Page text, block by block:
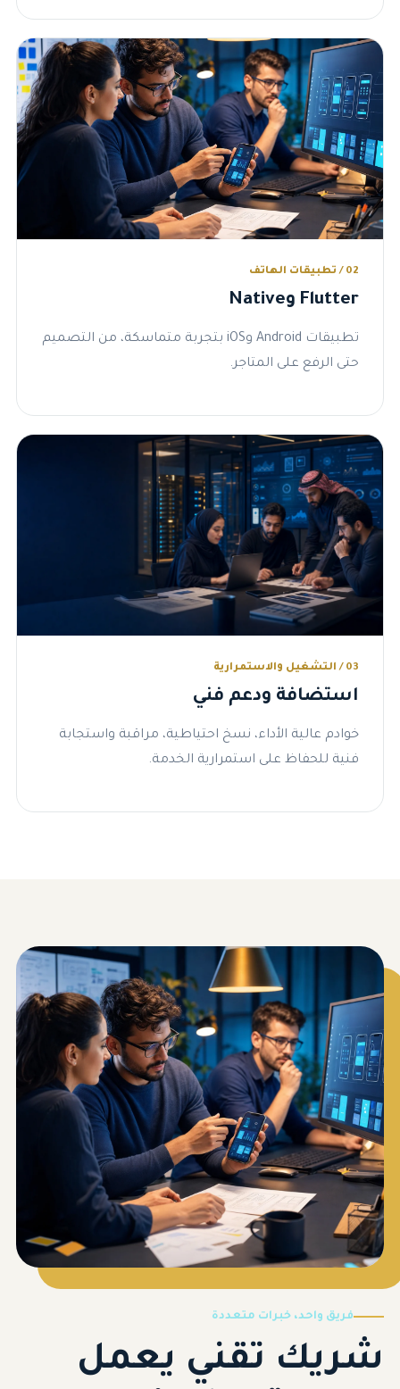
02 / تطبيقات الهاتف
Flutter وNative
تطبيقات Android وiOS بتجربة متماسكة، من التصميم
حتى الرفع على المتاجر.
03 / التشغيل والاستمرارية
استضافة ودعم فني
خوادم عالية الأداء، نسخ احتياطية، مراقبة واستجابة
فنية للحفاظ على استمرارية الخدمة.
فريق واحد، خبرات متعددة
شريك تقني يعمل